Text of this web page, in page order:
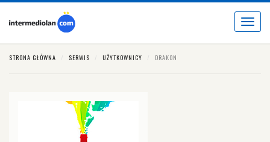
Toggle
STRONA GŁÓWNA SERWIS UŻYTKOWNICY DRAKON